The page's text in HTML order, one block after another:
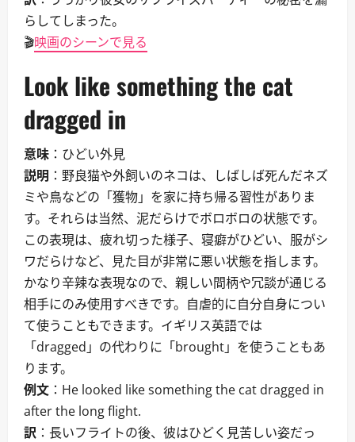
らしてしまった。
🎬映画のシーンで見る
Look like something the cat
dragged in
意味 ：ひどい外見
説明 ：野良猫や外飼いのネコは、しばしば死んだネズ
ミや鳥などの「獲物」を家に持ち帰る習性がありま
す。それらは当然、泥だらけでボロボロの状態です。
この表現は、疲れ切った様子、寝癖がひどい、服がシ
ワだらけなど、見た目が非常に悪い状態を指します。
かなり辛辣な表現なので、親しい間柄や冗談が通じる
相手にのみ使用すべきです。自虐的に自分自身につい
て使うこともできます。イギリス英語では
「dragged」の代わりに「brought」を使うこともあ
ります。
例文 ：He looked like something the cat dragged in
after the long flight.
訳 ：長いフライトの後、彼はひどく見苦しい姿だっ